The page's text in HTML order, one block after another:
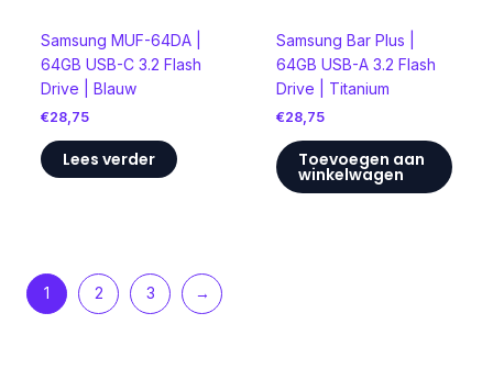
Samsung MUF-64DA |
64GB USB-C 3.2 Flash
Drive | Blauw
€28,75
Lees verder
Samsung Bar Plus |
64GB USB-A 3.2 Flash
Drive | Titanium
€28,75
Toevoegen aan
winkelwagen
1 2 3 →